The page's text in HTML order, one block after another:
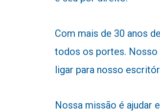
Com mais de 30 anos
todos os portes.
ligar para nosso
Nossa missão é ajudar